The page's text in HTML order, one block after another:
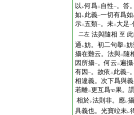
以 レ何爲二 自性一。答
如 レ此義一一切有爲如
示二五類一。未二 大足 一
二左 法與隨相 至
通 レ妨。初二句擧二
攝在難云。法與二 隨
因所攝一。何云 二遍攝
有因 一。故依 二 此義一
相違義。次下爲與
若離二更互爲
果。
相於レ法則非。應レ攝
具義也。光寶竝未レ